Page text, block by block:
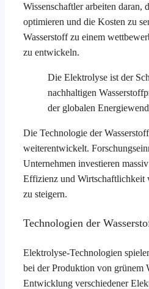
Wissenschaftler arbeiten daran,
optimieren und die Kosten zu
Wasserstoff zu einem
zu entwickeln.
Die Elektrolyse ist der
nachhaltigen
der globalen
Die Technologie der
weiterentwickelt.
Unternehmen investieren
Effizienz und Wirtschaftlichkeit
zu steigern.
Technologien der
Elektrolyse-Technologien
bei der Produktion von grünem
Entwicklung verschiedener